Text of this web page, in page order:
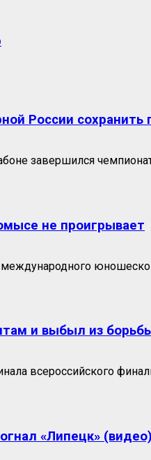
России
завершился
не проигрывает
и выбыл из
всероссийского
«Липецк» (видео)